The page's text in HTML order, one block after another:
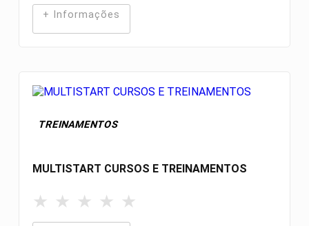
+ Informações
TREINAMENTOS
MULTISTART CURSOS E TREINAMENTOS
★ ★ ★ ★ ★